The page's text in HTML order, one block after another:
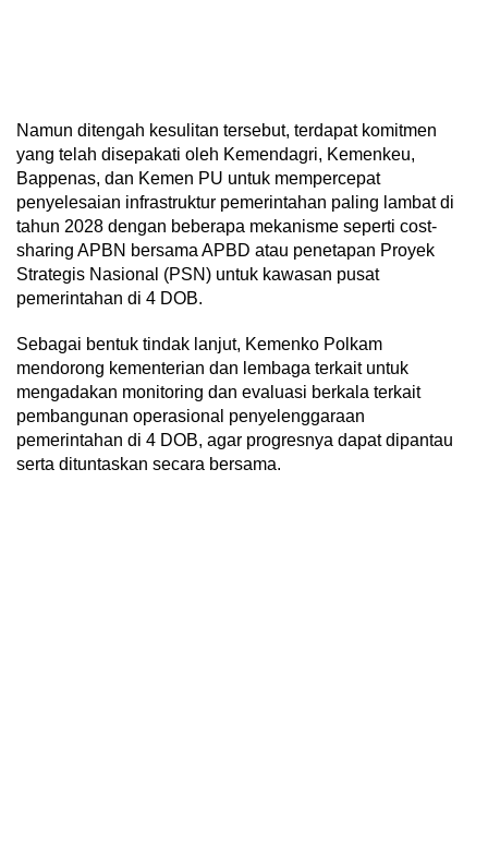
Namun ditengah kesulitan tersebut, terdapat komitmen
yang telah disepakati oleh Kemendagri, Kemenkeu,
Bappenas, dan Kemen PU untuk mempercepat
penyelesaian infrastruktur pemerintahan paling lambat di
tahun 2028 dengan beberapa mekanisme seperti cost-
sharing APBN bersama APBD atau penetapan Proyek
Strategis Nasional (PSN) untuk kawasan pusat
pemerintahan di 4 DOB.
Sebagai bentuk tindak lanjut, Kemenko Polkam
mendorong kementerian dan lembaga terkait untuk
mengadakan monitoring dan evaluasi berkala terkait
pembangunan operasional penyelenggaraan
pemerintahan di 4 DOB, agar progresnya dapat dipantau
serta dituntaskan secara bersama.